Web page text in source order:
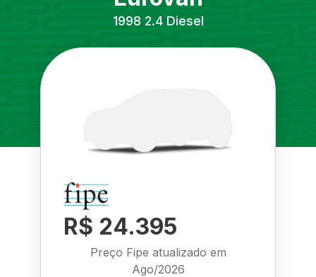
1998 2.4 Diesel
R$ 24.395
Preço Fipe atualizado em
Ago/2026